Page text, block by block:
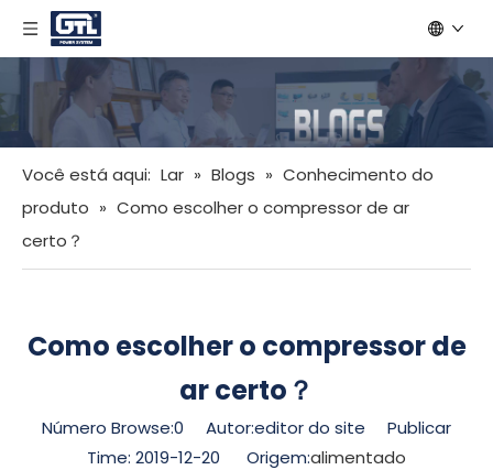
Você está aqui: Lar » Blogs » Conhecimento do
produto » Como escolher o compressor de ar
certo？
Como escolher o compressor de
ar certo？
Número Browse:0 Autor:editor do site Publicar
Time: 2019-12-20 Origem:alimentado